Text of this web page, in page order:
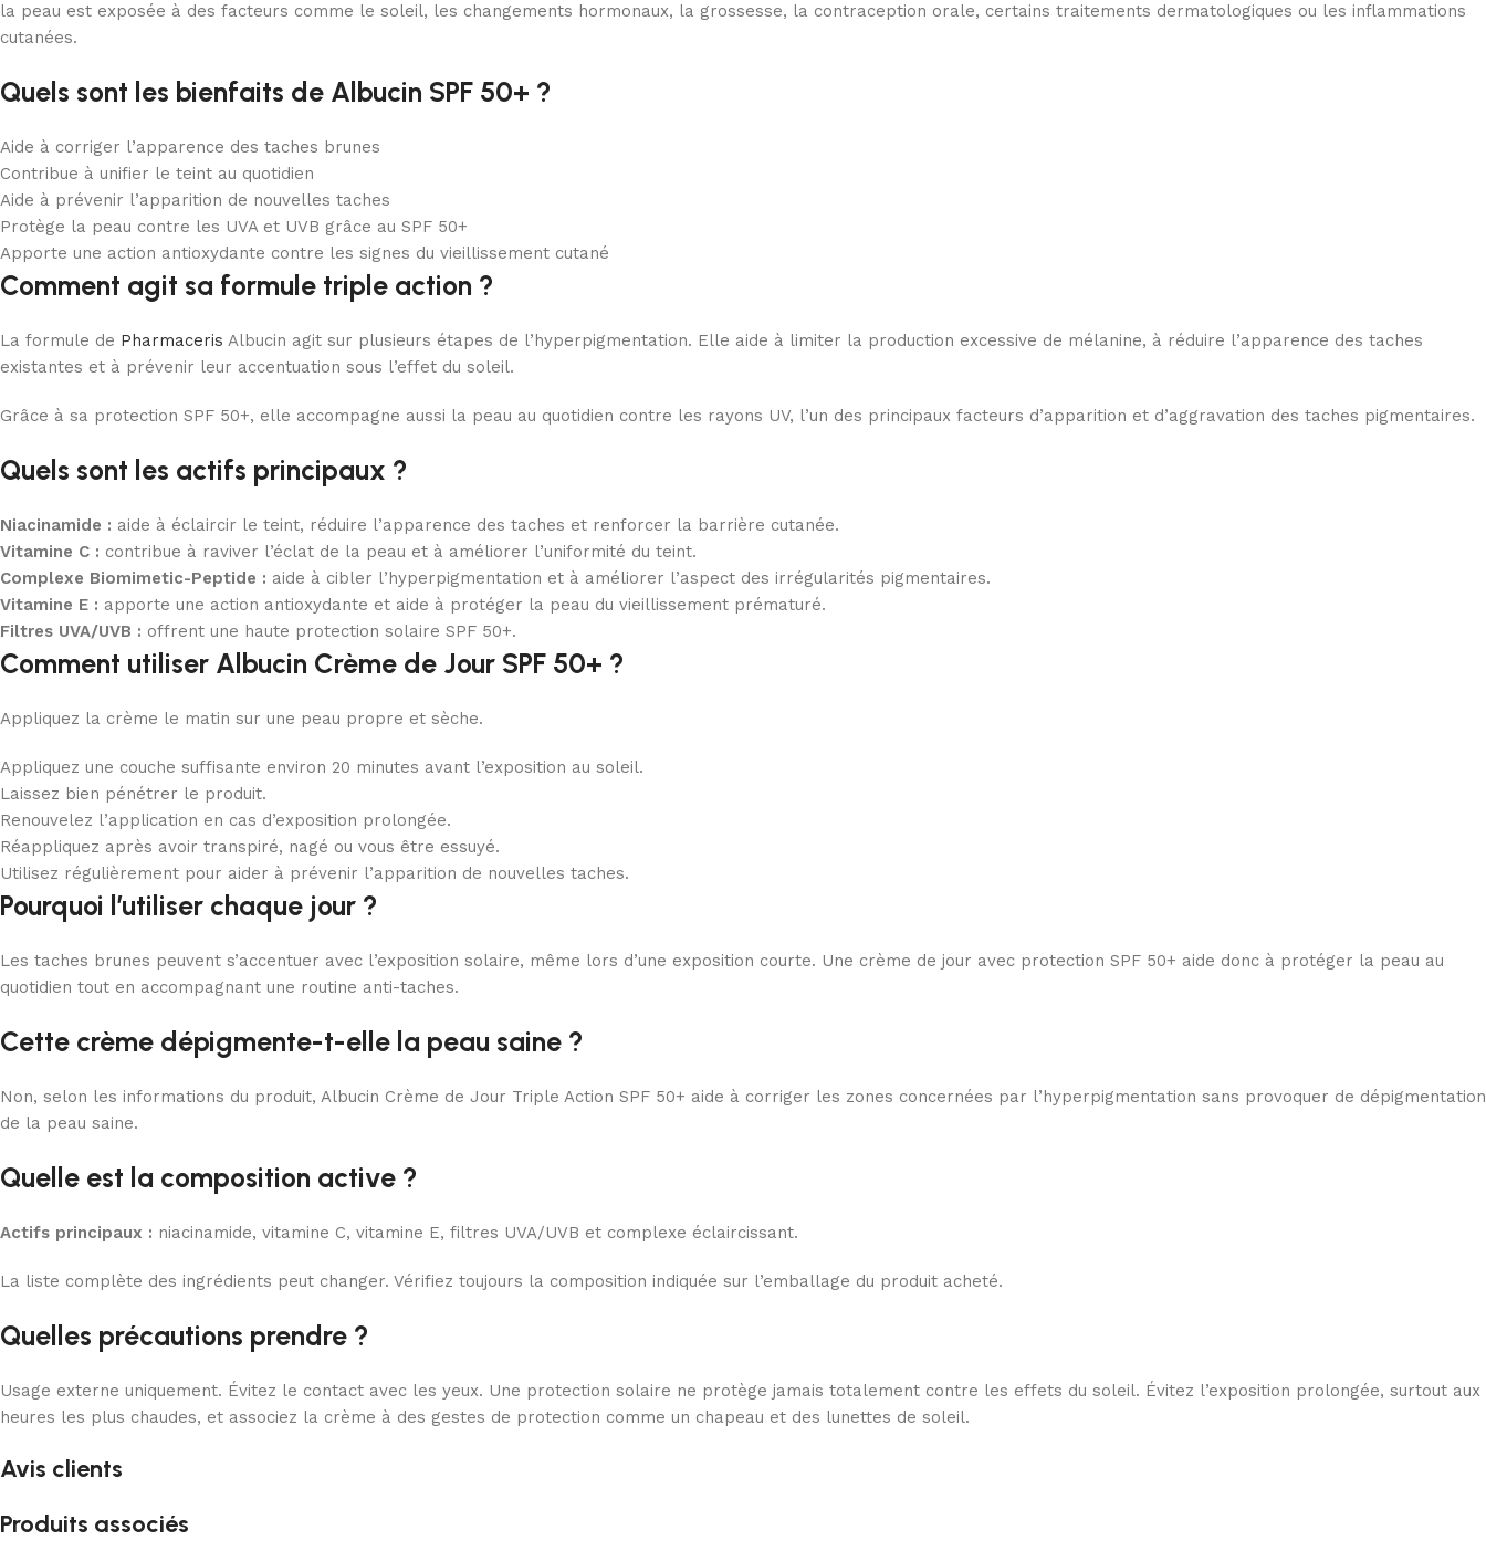
la peau est exposée à des facteurs comme le soleil, les changements hormonaux, la grossesse, la contraception orale, certains traitements dermatologiques ou les inflammations
cutanées.
Quels sont les bienfaits de Albucin SPF 50+ ?
Aide à corriger l’apparence des taches brunes
Contribue à unifier le teint au quotidien
Aide à prévenir l’apparition de nouvelles taches
Protège la peau contre les UVA et UVB grâce au SPF 50+
Apporte une action antioxydante contre les signes du vieillissement cutané
Comment agit sa formule triple action ?
La formule de Pharmaceris Albucin agit sur plusieurs étapes de l’hyperpigmentation. Elle aide à limiter la production excessive de mélanine, à réduire l’apparence des taches
existantes et à prévenir leur accentuation sous l’effet du soleil.
Grâce à sa protection SPF 50+, elle accompagne aussi la peau au quotidien contre les rayons UV, l’un des principaux facteurs d’apparition et d’aggravation des taches pigmentaires.
Quels sont les actifs principaux ?
Niacinamide : aide à éclaircir le teint, réduire l’apparence des taches et renforcer la barrière cutanée.
Vitamine C : contribue à raviver l’éclat de la peau et à améliorer l’uniformité du teint.
Complexe Biomimetic-Peptide : aide à cibler l’hyperpigmentation et à améliorer l’aspect des irrégularités pigmentaires.
Vitamine E : apporte une action antioxydante et aide à protéger la peau du vieillissement prématuré.
Filtres UVA/UVB : offrent une haute protection solaire SPF 50+.
Comment utiliser Albucin Crème de Jour SPF 50+ ?
Appliquez la crème le matin sur une peau propre et sèche.
Appliquez une couche suffisante environ 20 minutes avant l’exposition au soleil.
Laissez bien pénétrer le produit.
Renouvelez l’application en cas d’exposition prolongée.
Réappliquez après avoir transpiré, nagé ou vous être essuyé.
Utilisez régulièrement pour aider à prévenir l’apparition de nouvelles taches.
Pourquoi l’utiliser chaque jour ?
Les taches brunes peuvent s’accentuer avec l’exposition solaire, même lors d’une exposition courte. Une crème de jour avec protection SPF 50+ aide donc à protéger la peau au
quotidien tout en accompagnant une routine anti-taches.
Cette crème dépigmente-t-elle la peau saine ?
Non, selon les informations du produit, Albucin Crème de Jour Triple Action SPF 50+ aide à corriger les zones concernées par l’hyperpigmentation sans provoquer de dépigmentation
de la peau saine.
Quelle est la composition active ?
Actifs principaux : niacinamide, vitamine C, vitamine E, filtres UVA/UVB et complexe éclaircissant.
La liste complète des ingrédients peut changer. Vérifiez toujours la composition indiquée sur l’emballage du produit acheté.
Quelles précautions prendre ?
Usage externe uniquement. Évitez le contact avec les yeux. Une protection solaire ne protège jamais totalement contre les effets du soleil. Évitez l’exposition prolongée, surtout aux
heures les plus chaudes, et associez la crème à des gestes de protection comme un chapeau et des lunettes de soleil.
Avis clients
Produits associés